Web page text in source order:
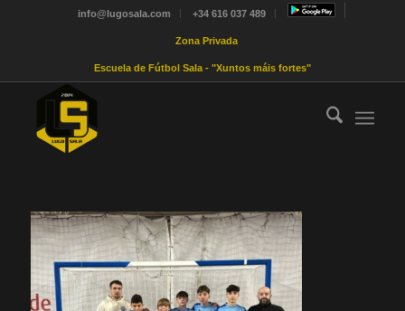
info@lugosala.com +34 616 037 489
Zona Privada
Escuela de Fútbol Sala - "Xuntos máis fortes"